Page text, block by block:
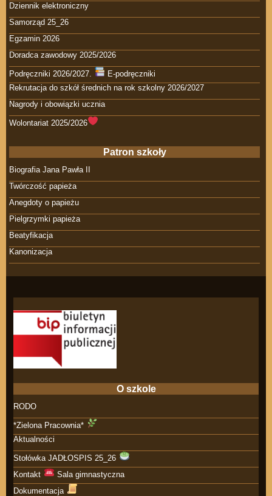
Dziennik elektroniczny
Samorząd 25_26
Egzamin 2026
Doradca zawodowy 2025/2026
Podręczniki 2026/2027.
E-podręczniki
Rekrutacja do szkół średnich na rok szkolny 2026/2027
Nagrody i obowiązki ucznia
Wolontariat 2025/2026
Patron szkoły
Biografia Jana Pawła II
Twórczość papieża
Anegdoty o papieżu
Pielgrzymki papieża
Beatyfikacja
Kanonizacja
O szkole
RODO
*Zielona Pracownia*
Aktualności
Stołówka JADŁOSPIS 25_26
Kontakt
Sala gimnastyczna
Dokumentacja